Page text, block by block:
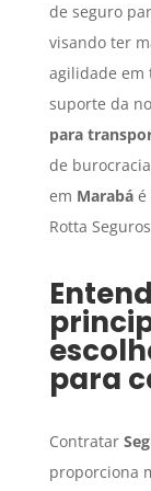
de seguro
visando ter
agilidade em
suporte da
para
de
em Marabáé
Rotta
para
Contratar
proporciona